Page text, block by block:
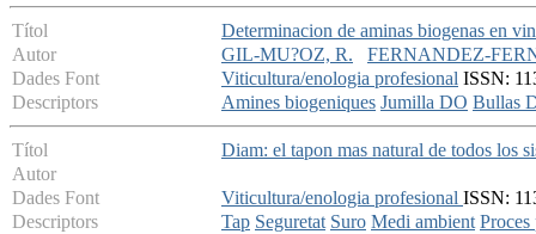
Títol
Determinacion de aminas biogenas en
Autor
GIL-MU?OZ, R.
FERNANDEZ-
Dades Font
Viticultura/enologia profesional ISSN:
Descriptors
Amines biogeniques Jumilla DO Bullas
Títol
Diam: el tapon mas natural de todos los
Autor
Dades Font
Viticultura/enologia profesional ISSN:
Descriptors
Tap Seguretat Suro Medi ambient